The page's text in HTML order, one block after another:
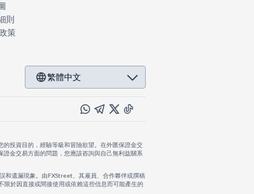
則
策
繁體中文
投資目的，經驗等級和冒險欲望。在外匯保證金交
金交易方面的問題，您應該咨詢與自己無利益關系
和遺漏現象。由FXStreet、其雇員、合作夥伴或撰稿
於因直接或間接使用或依賴這些信息而可能產生的